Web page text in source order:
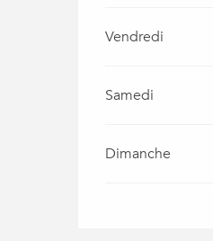
Vendredi
Samedi
Dimanche